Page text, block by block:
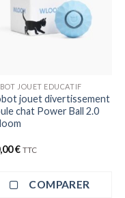
JOUET EDUCATIF
jouet divertissement
chat Power Ball 2.0
€ TTC
COMPARER